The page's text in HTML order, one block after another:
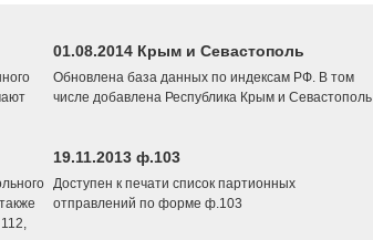
01.08.2014 Крым и Севастополь
Обновлена база данных по индексам РФ. В том
числе добавлена Республика Крым и Севастополь
19.11.2013 ф.103
Доступен к печати список партионных
отправлений по форме ф.103